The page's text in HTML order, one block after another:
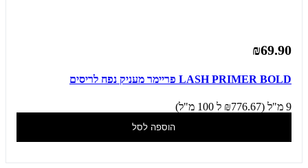
₪69.90
LASH PRIMER BOLD פריימר מעניק נפח לריסים
9 מ"ל (₪776.67 ל 100 מ"ל)
הוספה לסל